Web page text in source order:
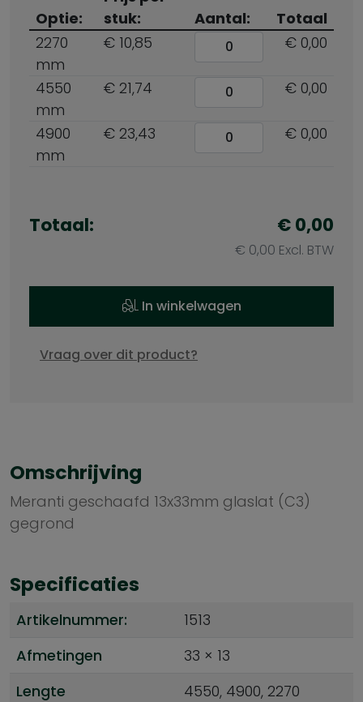
Optie:
stuk:
Aantal:
Totaal
2270
mm
€ 10,85 € 0,00
4550
mm
€ 21,74 € 0,00
4900
mm
€ 23,43 € 0,00
Totaal: € 0,00
€ 0,00 Excl. BTW
In winkelwagen
Vraag over dit product?
Omschrijving
Meranti geschaafd 13x33mm glaslat (C3)
gegrond
Specificaties
Artikelnummer:
1513
Afmetingen
33 × 13
Lengte
4550, 4900, 2270